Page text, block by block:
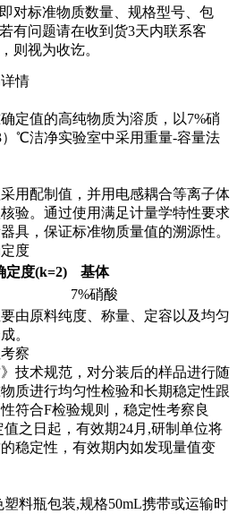
对标准物质数量、规格型号、包
有问题请在收到货3天内联系客
则视为收讫。
情
定值的高纯物质为溶质，以7%硝
℃洁净实验室中采用重量-容量法
用配制值，并用电感耦合等离子体
验。通过使用满足计量学特性要求
具，保证标准物质量值的溯源性。
度
定度(k=2)
基体
7%硝酸
由原料纯度、称量、定容以及均匀
。
察
技术规范，对分装后的样品进行随
质进行均匀性检验和长期稳定性跟
符合F检验规则，稳定性考察良
之日起，有效期24月,研制单位将
稳定性，有效期内如发现量值变
料瓶包装,规格50mL携带或运输时